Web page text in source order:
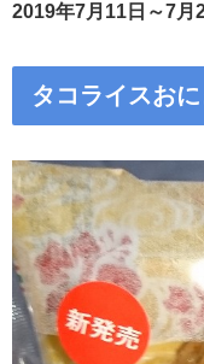
2019年7月11日～7月
タコライスお